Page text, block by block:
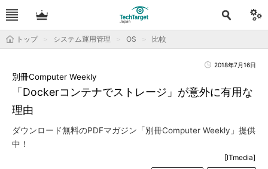
トップ システム運用管理 OS 比較
2018年7月16日
「Dockerコンテナでストレージ」が意外に有用な
理由
別冊Computer Weekly
ダウンロード無料のPDFマガジン「別冊Computer Weekly」提供
中！
[ITmedia]